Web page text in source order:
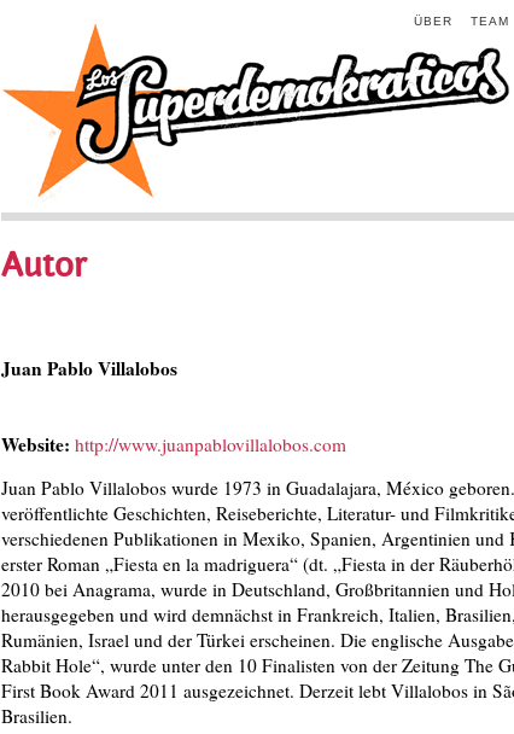
TEAM
ÜBER
Autor
Juan Pablo Villalobos
Website: http://www.juanpablovillalobos.com
Juan Pablo Villalobos wurde 1973 in Guadalajara, México
veröffentlichte Geschichten, Reiseberichte, Literatur- und
verschiedenen Publikationen in Mexiko, Spanien, Argentinien und
erster Roman „Fiesta en la madriguera“ (dt. „Fiesta in der
2010 bei Anagrama, wurde in Deutschland, Großbritannien und
herausgegeben und wird demnächst in Frankreich, Italien,
Rumänien, Israel und der Türkei erscheinen. Die englische
Rabbit Hole“, wurde unter den 10 Finalisten von der Zeitung The
First Book Award 2011 ausgezeichnet. Derzeit lebt Villalobos in
Brasilien.